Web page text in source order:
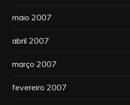
maio 2007
abril 2007
março 2007
fevereiro 2007